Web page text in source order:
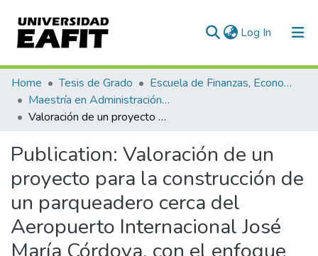
Log In (current)
Communities & Collections
All of DSpace
Home Tesis de Grado
Escuela de Finanzas, Economía y Gobierno
Maestría en Administración Financiera (tesis)
Valoración de un proyecto para la construcción de un parqueadero cerca del Aeropuerto Internacional José María Córdova, con el enfoque de opciones reales
Publication: Valoración de un
proyecto para la construcción de
un parqueadero cerca del
Aeropuerto Internacional José